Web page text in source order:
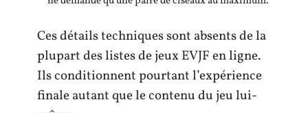
Ces détails techniques sont absents de la
plupart des listes de jeux EVJF en ligne.
Ils conditionnent pourtant l’expérience
finale autant que le contenu du jeu lui-